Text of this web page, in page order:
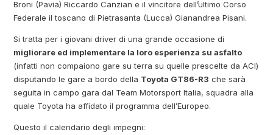
Broni (Pavia) Riccardo Canzian e il vincitore dell’ultimo Corso
Federale il toscano di Pietrasanta (Lucca) Gianandrea Pisani.
Si tratta per i giovani driver di una grande occasione di
migliorare ed implementare la loro esperienza su asfalto
(infatti non compaiono gare su terra su quelle prescelte da ACI)
disputando le gare a bordo della Toyota GT86-R3 che sarà
seguita in campo gara dal Team Motorsport Italia, squadra alla
quale Toyota ha affidato il programma dell’Europeo.
Questo il calendario degli impegni: